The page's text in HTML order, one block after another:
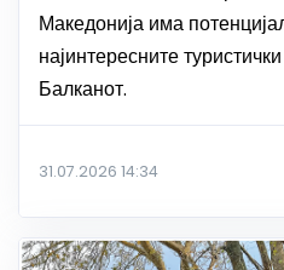
Македонија има
најинтересните
Балканот.
31.07.2026 14:34